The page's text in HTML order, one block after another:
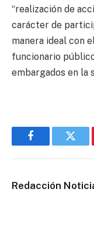
“realización de
carácter de
manera ideal con
funcionario
embargados en la
Facebook
Redacción